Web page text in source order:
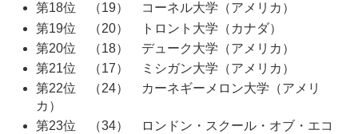
第18位 （19） コーネル大学（アメリカ）
第19位 （20） トロント大学（カナダ）
第20位 （18） デューク大学（アメリカ）
第21位 （17） ミシガン大学（アメリカ）
第22位 （24） カーネギーメロン大学（アメリ
カ）
第23位 （34） ロンドン・スクール・オブ・エコ